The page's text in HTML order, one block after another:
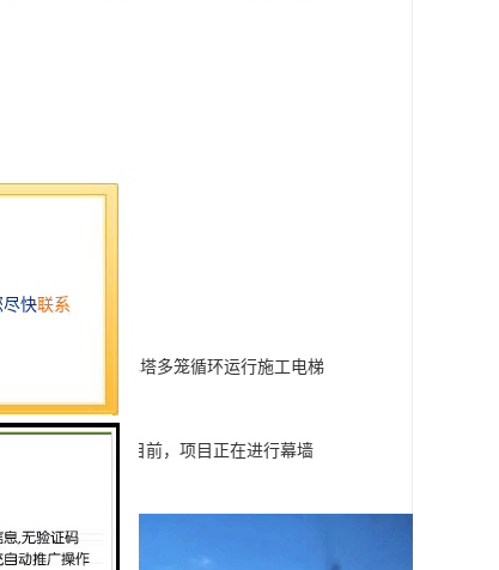
平台，全国例单塔多笼循环运行施工电梯
建筑二星认证。目前，项目正在进行幕墙
绘出美天际线。